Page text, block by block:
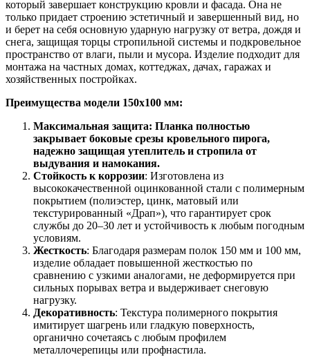
который завершает конструкцию кровли и фасада. Она не
только придает строению эстетичный и завершенный вид, но
и берет на себя основную ударную нагрузку от ветра, дождя и
снега, защищая торцы стропильной системы и подкровельное
пространство от влаги, пыли и мусора. Изделие подходит для
монтажа на частных домах, коттеджах, дачах, гаражах и
хозяйственных постройках.
Преимущества модели 150х100 мм:
Максимальная защита: Планка полностью
закрывает боковые срезы кровельного пирога,
надежно защищая утеплитель и стропила от
выдувания и намокания.
Стойкость к коррозии: Изготовлена из
высококачественной оцинкованной стали с полимерным
покрытием (полиэстер, цинк, матовый или
текстурированный «Драп»), что гарантирует срок
службы до 20–30 лет и устойчивость к любым погодным
условиям.
Жесткость: Благодаря размерам полок 150 мм и 100 мм,
изделие обладает повышенной жесткостью по
сравнению с узкими аналогами, не деформируется при
сильных порывах ветра и выдерживает снеговую
нагрузку.
Декоративность: Текстура полимерного покрытия
имитирует шагрень или гладкую поверхность,
органично сочетаясь с любым профилем
металлочерепицы или профнастила.